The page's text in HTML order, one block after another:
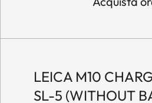
LEICA M10
SL-5 (WITHOUT